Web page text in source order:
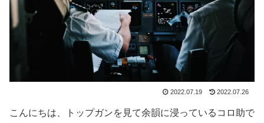
2022.07.19 2022.07.26
こんにちは、トップガンを見て余韻に浸っているコロ助で